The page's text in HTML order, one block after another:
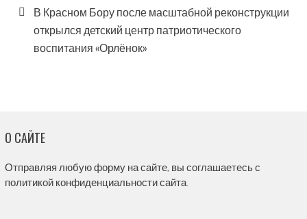
В Красном Бору после масштабной реконструкции
открылся детский центр патриотического
воспитания «Орлёнок»
О САЙТЕ
Отправляя любую форму на сайте, вы соглашаетесь с
политикой конфиденциальности сайта.